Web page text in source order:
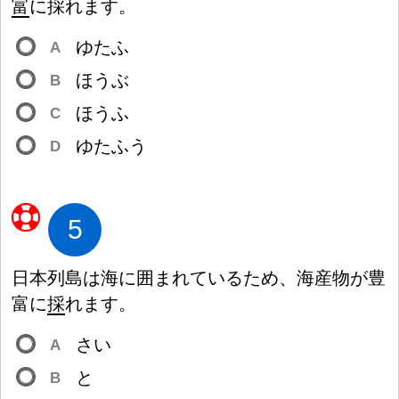
富に採れます。
A ゆたふ
B ほうぶ
C ほうふ
D ゆたふう
5
日 本列 島は海に 囲 まれているため、 海産物が豊
富に採れます。
A さい
B と